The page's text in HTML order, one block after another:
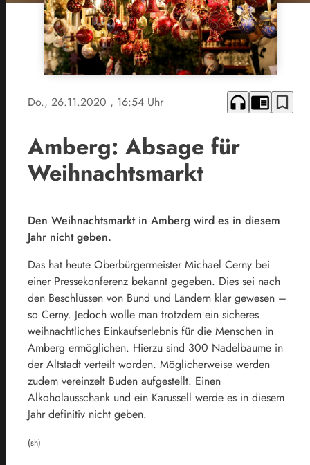
Do., 26.11.2020 , 16:54 Uhr headphones chrome_reader_mode bookmark_border
Amberg: Absage für
Weihnachtsmarkt
Den Weihnachtsmarkt in Amberg wird es in diesem
Jahr nicht geben.
Das hat heute Oberbürgermeister Michael Cerny bei
einer Pressekonferenz bekannt gegeben. Dies sei nach
den Beschlüssen von Bund und Ländern klar gewesen –
so Cerny. Jedoch wolle man trotzdem ein sicheres
weihnachtliches Einkaufserlebnis für die Menschen in
Amberg ermöglichen. Hierzu sind 300 Nadelbäume in
der Altstadt verteilt worden. Möglicherweise werden
zudem vereinzelt Buden aufgestellt. Einen
Alkoholausschank und ein Karussell werde es in diesem
Jahr definitiv nicht geben.
(sh)